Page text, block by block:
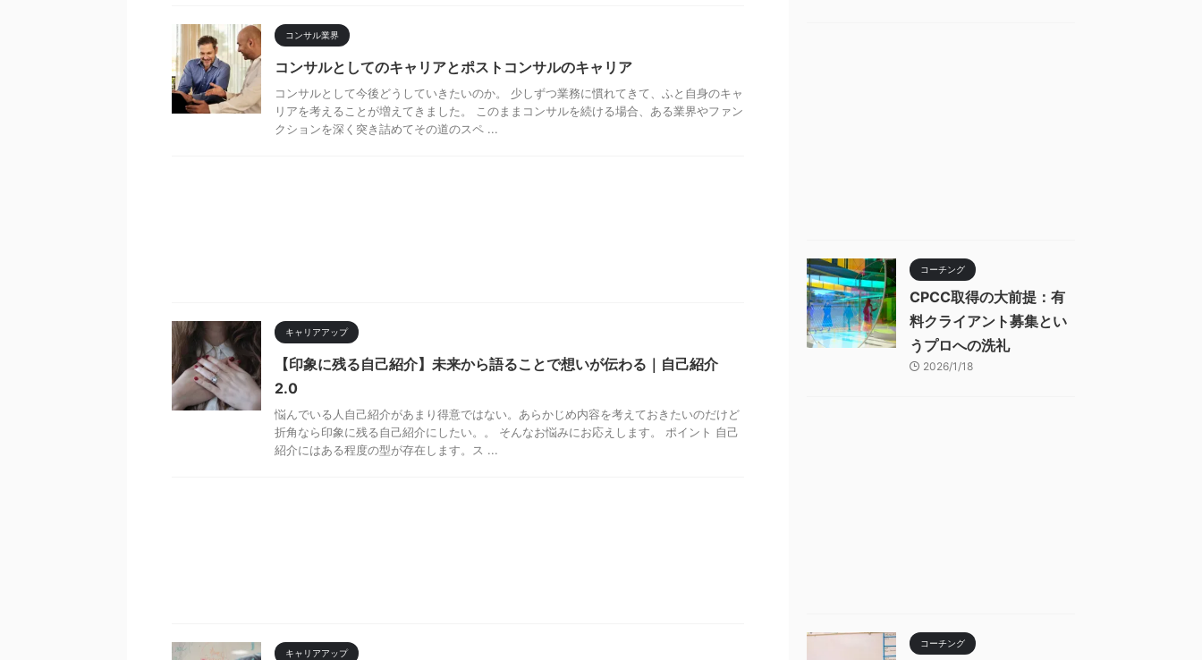
コンサル業界
コンサルとしてのキャリアとポストコンサルのキャリア
コンサルとして今後どうしていきたいのか。 少しずつ業務に慣れてきて、ふと自身のキャ
リアを考えることが増えてきました。 このままコンサルを続ける場合、ある業界やファン
クションを深く突き詰めてその道のスペ ...
キャリアアップ
【印象に残る自己紹介】未来から語ることで想いが伝わる｜自己紹介
2.0
悩んでいる人自己紹介があまり得意ではない。あらかじめ内容を考えておきたいのだけど
折角なら印象に残る自己紹介にしたい。。 そんなお悩みにお応えします。 ポイント 自己
紹介にはある程度の型が存在します。ス ...
キャリアアップ
コーチング
CPCC取得の大前提：有
料クライアント募集とい
うプロへの洗礼
2026/1/18
コーチング